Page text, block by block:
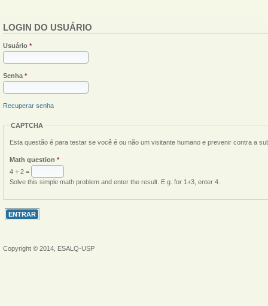
LOGIN DO USUÁRIO
Usuário *
Senha *
Recuperar senha
CAPTCHA
Esta questão é para testar se você é ou não um visitante humano e prevenir contra a
Math question *
4 + 2 =
Solve this simple math problem and enter the result. E.g. for 1+3, enter 4.
Copyright © 2014, ESALQ-USP